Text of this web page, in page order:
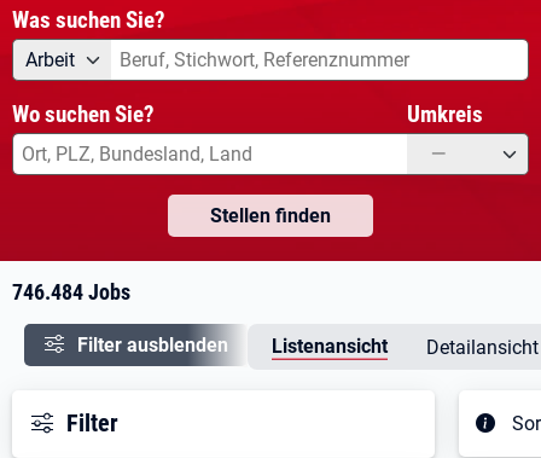
Was suchen Sie?
Angebotsart
Arbeit Was suchen Sie?
Wo suchen Sie? Umkreis
—
Stellen finden
746.484 Jobs
Filter ausblenden Listenansicht Detailansicht
Filter